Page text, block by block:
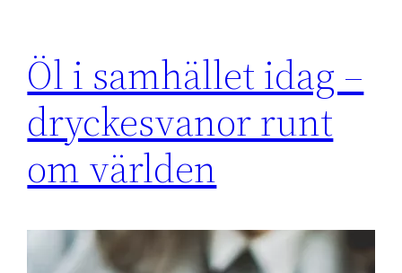
Öl i samhället idag –
dryckesvanor runt
om världen